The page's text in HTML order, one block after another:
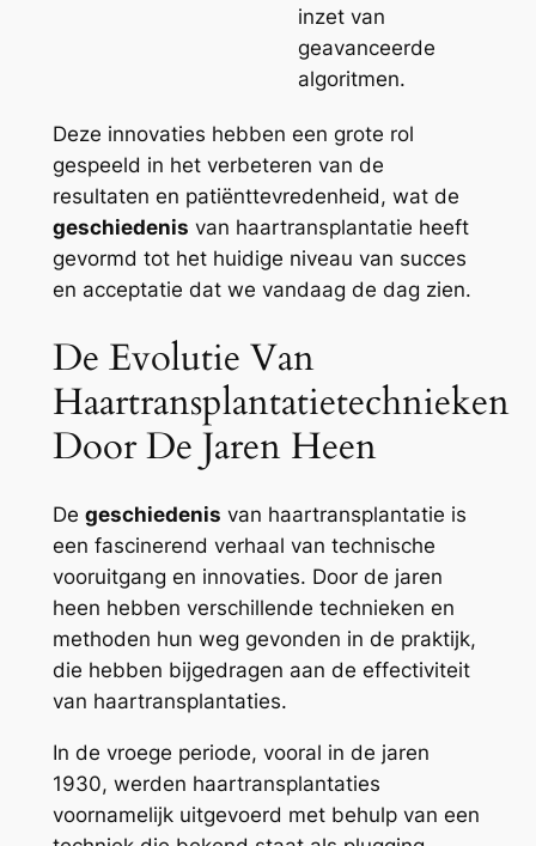
inzet van
geavanceerde
algoritmen.
Deze innovaties hebben een grote rol
gespeeld in het verbeteren van de
resultaten en patiënttevredenheid, wat de
geschiedenis van haartransplantatie heeft
gevormd tot het huidige niveau van succes
en acceptatie dat we vandaag de dag zien.
De Evolutie Van
Haartransplantatietechnieken
Door De Jaren Heen
De geschiedenis van haartransplantatie is
een fascinerend verhaal van technische
vooruitgang en innovaties. Door de jaren
heen hebben verschillende technieken en
methoden hun weg gevonden in de praktijk,
die hebben bijgedragen aan de effectiviteit
van haartransplantaties.
In de vroege periode, vooral in de jaren
1930, werden haartransplantaties
voornamelijk uitgevoerd met behulp van een